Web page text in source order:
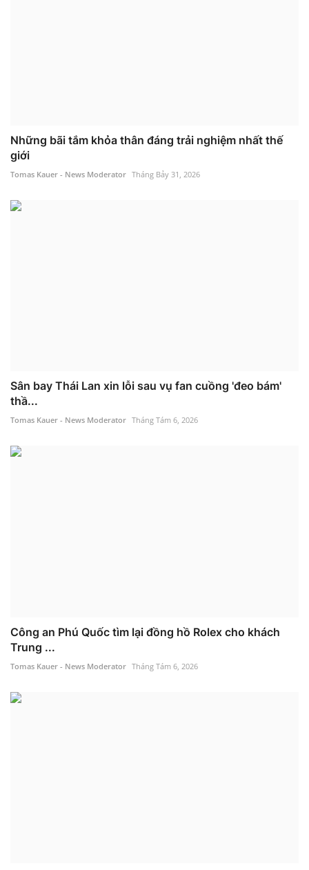
Những bãi tắm khỏa thân đáng trải nghiệm nhất thế
giới
Tomas Kauer - News Moderator Tháng Bảy 31, 2026
Sân bay Thái Lan xin lỗi sau vụ fan cuồng 'đeo bám'
thầ...
Tomas Kauer - News Moderator Tháng Tám 6, 2026
Công an Phú Quốc tìm lại đồng hồ Rolex cho khách
Trung ...
Tomas Kauer - News Moderator Tháng Tám 6, 2026